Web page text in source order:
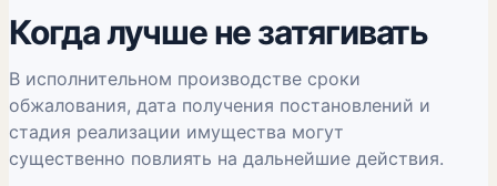
Когда лучше не затягивать
В исполнительном производстве сроки
обжалования, дата получения постановлений и
стадия реализации имущества могут
существенно повлиять на дальнейшие действия.